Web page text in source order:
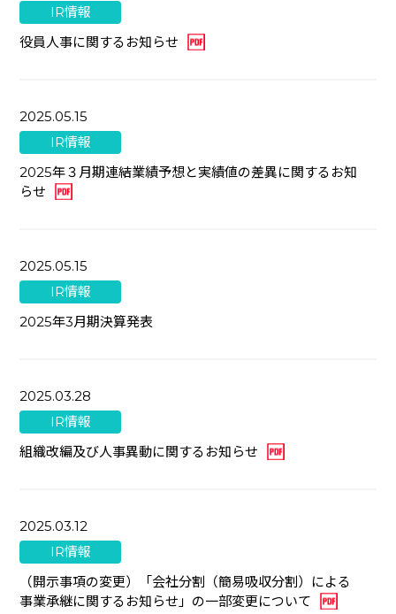
IR情報
役員人事に関するお知らせ
2025.05.15
IR情報
2025年３月期連結業績予想と実績値の差異に関するお知
らせ
2025.05.15
IR情報
2025年3月期決算発表
2025.03.28
IR情報
組織改編及び人事異動に関するお知らせ
2025.03.12
IR情報
（開示事項の変更）「会社分割（簡易吸収分割）による
事業承継に関するお知らせ」の一部変更について